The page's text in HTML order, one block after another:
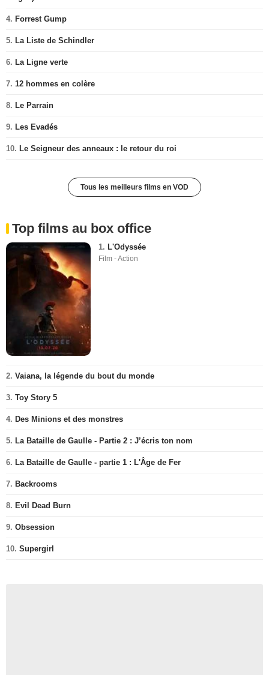
4. Forrest Gump
5. La Liste de Schindler
6. La Ligne verte
7. 12 hommes en colère
8. Le Parrain
9. Les Evadés
10. Le Seigneur des anneaux : le retour du roi
Tous les meilleurs films en VOD
Top films au box office
1. L'Odyssée
Film - Action
2. Vaiana, la légende du bout du monde
3. Toy Story 5
4. Des Minions et des monstres
5. La Bataille de Gaulle - Partie 2 : J’écris ton nom
6. La Bataille de Gaulle - partie 1 : L'Âge de Fer
7. Backrooms
8. Evil Dead Burn
9. Obsession
10. Supergirl